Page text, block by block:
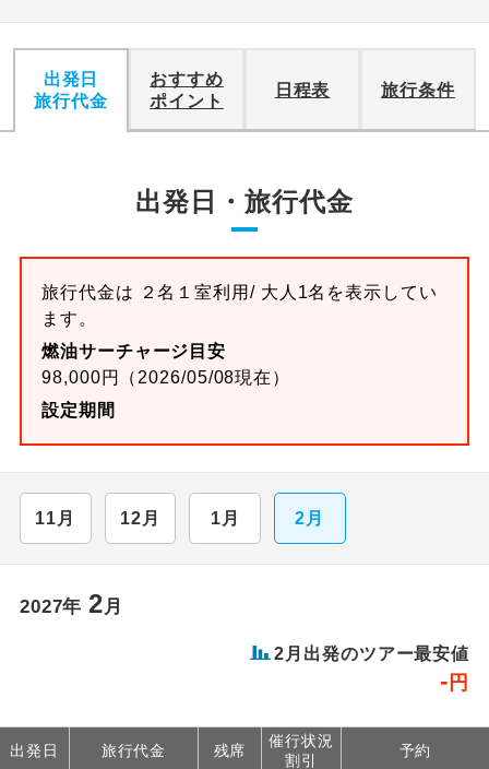
出発日
旅行代金
おすすめ
ポイント
日程表 旅行条件
出発日・旅行代金
旅行代金は ２名１室利用/ 大人1名を表示してい
ます。
燃油サーチャージ目安
98,000円（2026/05/08現在）
設定期間
11月 12月 1月 2月
2027年 2月
2月出発のツアー最安値
- 円
出発日 旅行代金 残席
催行状況
割引
予約